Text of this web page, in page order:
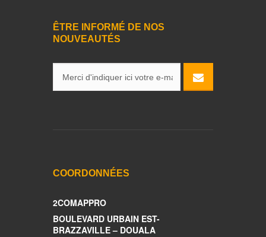
ÊTRE INFORMÉ DE NOS
NOUVEAUTÉS
COORDONNÉES
2COMAPPRO
BOULEVARD URBAIN EST-
BRAZZAVILLE – DOUALA